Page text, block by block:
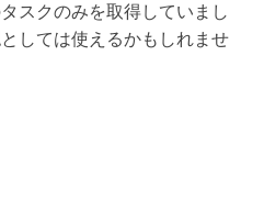
スクのみを取得していまし
しては使えるかもしれませ